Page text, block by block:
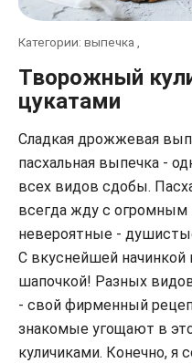
Категории: выпечка ,
Творожный кулич с курагой и
цукатами
Сладкая дрожжевая
пасхальная выпечка -
всех видов сдобы.
всегда жду с огромным
невероятные -
С вкуснейшей начинкой
шапочкой! Разных
- свой фирменный
знакомые угощают в
куличиками. Конечно, я